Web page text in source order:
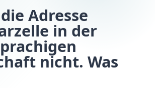
Adresse
in der
nicht. Was